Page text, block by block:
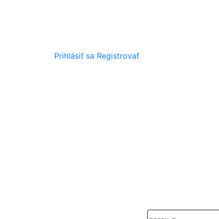
Prihlásiť sa Registrovať